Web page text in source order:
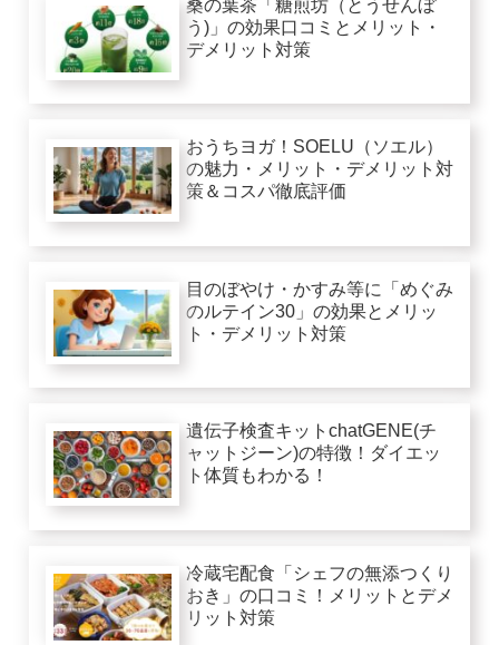
桑の葉茶「糖煎坊（とうせんぼ
う)」の効果口コミとメリット・
デメリット対策
おうちヨガ！SOELU（ソエル）
の魅力・メリット・デメリット対
策＆コスパ徹底評価
目のぼやけ・かすみ等に「めぐみ
のルテイン30」の効果とメリッ
ト・デメリット対策
遺伝子検査キットchatGENE(チ
ャットジーン)の特徴！ダイエッ
ト体質もわかる！
冷蔵宅配食「シェフの無添つくり
おき」の口コミ！メリットとデメ
リット対策